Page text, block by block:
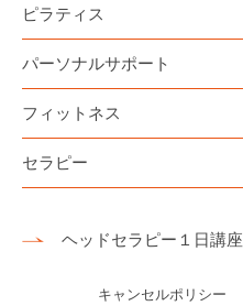
ピラティス
パーソナルサポート
フィットネス
セラピー
ヘッドセラピー１日講座
キャンセルポリシー